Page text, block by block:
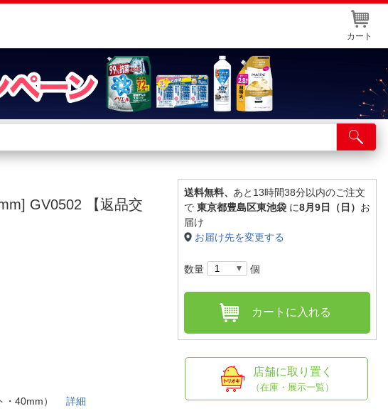
カート
店舗サービス
ネット取り置き
店舗情報・店舗一覧
GV0502 【返品交
ト・40mm）詳細
送料無料、 あと13時間38分以内のご注文
で 東京都豊島区東池袋 に8月9日（日） お
届け
お届け先を変更する
数量 個
カートに入れる
店舗に取り置く
（在庫・展示一覧）